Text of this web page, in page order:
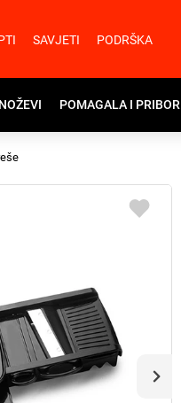
SAVJETI PODRŠKA
POMAGALA I PRIBOR